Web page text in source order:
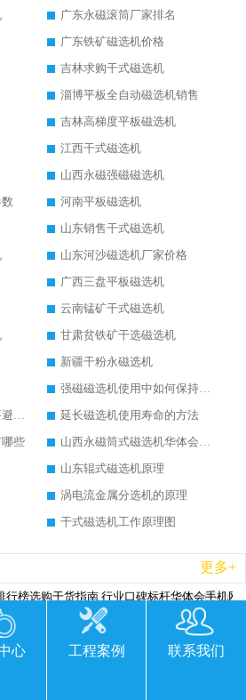
广东永磁滚筒厂家排名
广东铁矿磁选机价格
吉林求购干式磁选机
淄博平板全自动磁选机销售
吉林高梯度平板磁选机
江西干式磁选机
山西永磁强磁磁选机
河南平板磁选机
山东销售干式磁选机
山东河沙磁选机厂家价格
广西三盘平板磁选机
云南锰矿干式磁选机
甘肃贫铁矿干选磁选机
新疆干粉永磁选机
强磁磁选机使用中如何保持其顺畅运行
湿式磁选机的后期维护要避开哪些坑
延长磁选机使用寿命的方法
些
山西永磁筒式磁选机华体会手机网页版-华体会(中国)
山东辊式磁选机原理
涡电流金属分选机的原理
干式磁选机工作原理图
更多+
2026-06-26
行榜选购干货指南 行业口碑标杆华体会手机网
2026-06-26
行榜选购指南，行业口碑领域强者华体会手机
2026-06-26
购全攻略 市场公认优质品牌厂家实力排行榜
选 靠谱生产企业实力排行榜选购参考攻略
心 工程案例 联系我们